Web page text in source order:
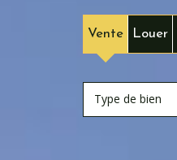
Vente Louer
Type de bien